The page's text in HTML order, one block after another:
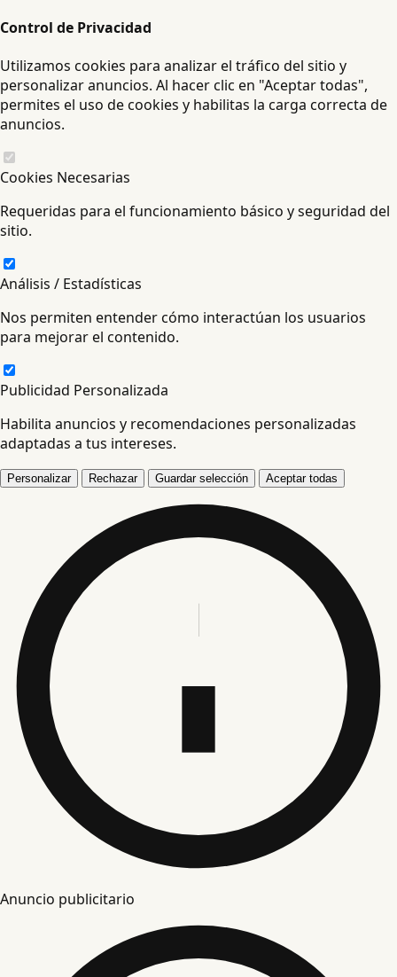
Control de Privacidad
Utilizamos cookies para analizar el tráfico del sitio y
personalizar anuncios. Al hacer clic en "Aceptar todas",
permites el uso de cookies y habilitas la carga correcta de
anuncios.
Cookies Necesarias
Requeridas para el funcionamiento básico y seguridad del
sitio.
Análisis / Estadísticas
Nos permiten entender cómo interactúan los usuarios
para mejorar el contenido.
Publicidad Personalizada
Habilita anuncios y recomendaciones personalizadas
adaptadas a tus intereses.
Personalizar Rechazar Guardar selección Aceptar todas
Anuncio publicitario